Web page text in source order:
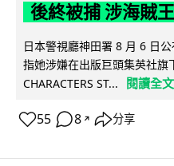
後終被捕 涉海賊
日本警視廳神田署 8 月 6 日
指她涉嫌在出版巨頭集英社旗
CHARACTERS ST...
閱讀全文
55 8 ↗ 分享